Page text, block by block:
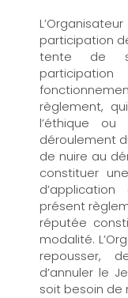
participation
tente de
règlement,
l’éthique
déroulement
de nuire au
constituer
présent
réputée
modalité.
repousser,
d’annuler le
soit besoin de